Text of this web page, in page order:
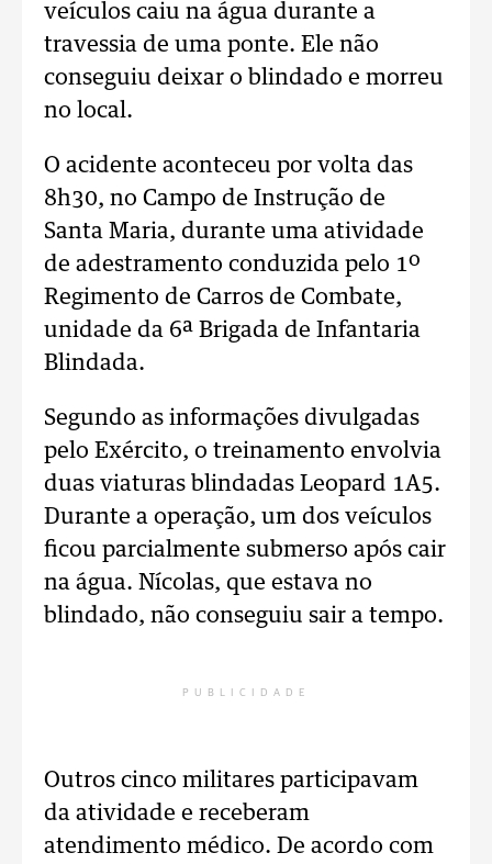
veículos caiu na água durante a
travessia de uma ponte. Ele não
conseguiu deixar o blindado e morreu
no local.
O acidente aconteceu por volta das
8h30, no Campo de Instrução de
Santa Maria, durante uma atividade
de adestramento conduzida pelo 1º
Regimento de Carros de Combate,
unidade da 6ª Brigada de Infantaria
Blindada.
Segundo as informações divulgadas
pelo Exército, o treinamento envolvia
duas viaturas blindadas Leopard 1A5.
Durante a operação, um dos veículos
ficou parcialmente submerso após cair
na água. Nícolas, que estava no
blindado, não conseguiu sair a tempo.
PUBLICIDADE
Outros cinco militares participavam
da atividade e receberam
atendimento médico. De acordo com